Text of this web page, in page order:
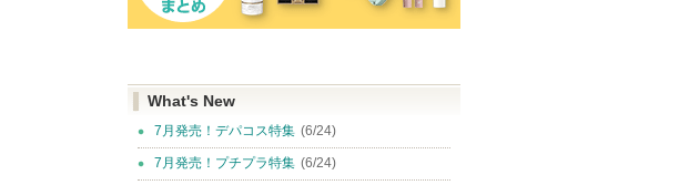
What's New
7月発売！デパコス特集 (6/24)
7月発売！プチプラ特集 (6/24)